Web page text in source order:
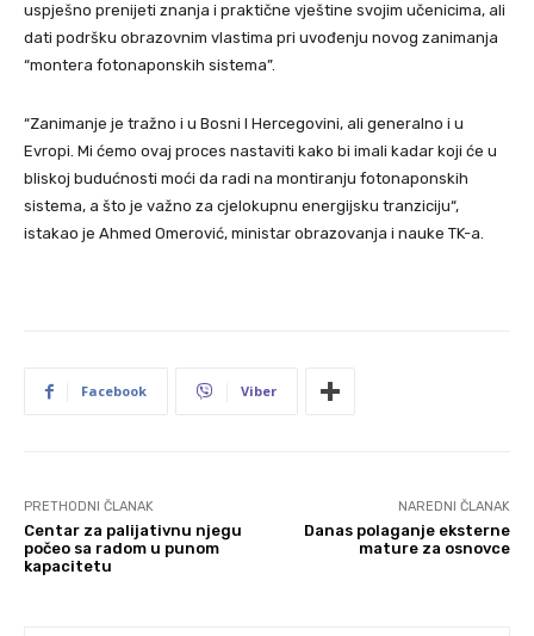
uspješno prenijeti znanja i praktične vještine svojim učenicima, ali
dati podršku obrazovnim vlastima pri uvođenju novog zanimanja
“montera fotonaponskih sistema”.
“Zanimanje je tražno i u Bosni I Hercegovini, ali generalno i u
Evropi. Mi ćemo ovaj proces nastaviti kako bi imali kadar koji će u
bliskoj budućnosti moći da radi na montiranju fotonaponskih
sistema, a što je važno za cjelokupnu energijsku tranziciju“,
istakao je Ahmed Omerović, ministar obrazovanja i nauke TK-a.
Facebook Viber
PRETHODNI ČLANAK
Centar za palijativnu njegu
počeo sa radom u punom
kapacitetu
NAREDNI ČLANAK
Danas polaganje eksterne
mature za osnovce